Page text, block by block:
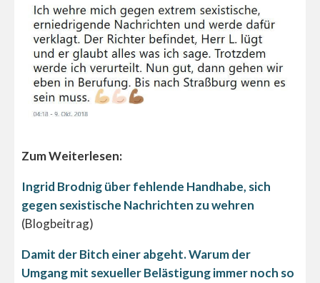
Zum Weiterlesen:
Ingrid Brodnig über fehlende Handhabe, sich
gegen sexistische Nachrichten zu wehren
(Blogbeitrag)
Damit der Bitch einer abgeht. Warum der
Umgang mit sexueller Belästigung immer noch so